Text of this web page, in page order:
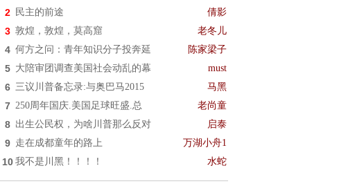
2 民主的前途 倩影
3 敦煌，敦煌，莫高窟 老冬儿
4 何方之问：青年知识分子投奔延 陈家梁子
5 大陪审团调查美国社会动乱的幕 must
6 三议川普备忘录:与奥巴马2015 马黑
7 250周年国庆.美国足球旺盛.总 老尚童
8 出生公民权，为啥川普那么反对 启泰
9 走在成都童年的路上 万湖小舟1
10 我不是川黑！！！！ 水蛇